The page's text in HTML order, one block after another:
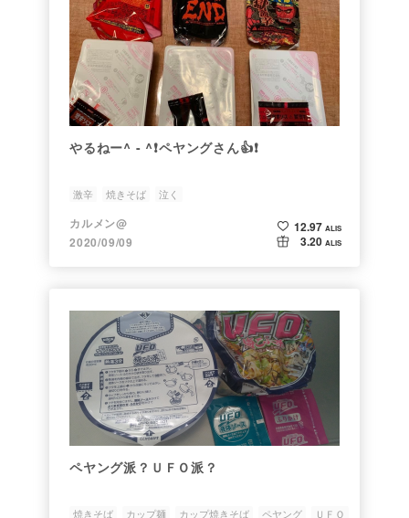
やるねー^ - ^❗️ペヤングさん👍❗️
激辛 焼きそば 泣く
カルメン@
2020/09/09
12.97 ALIS
3.20 ALIS
ペヤング派？ＵＦＯ派？
焼きそば カップ麺 カップ焼きそば ペヤング ＵＦＯ